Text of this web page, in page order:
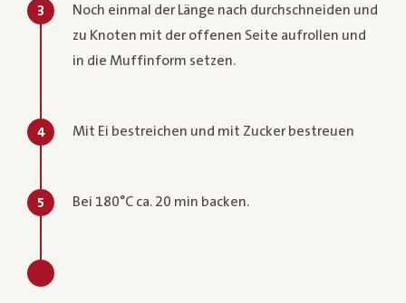
3
Noch einmal der Länge nach durchschneiden und
zu Knoten mit der offenen Seite aufrollen und
in die Muffinform setzen.
4 Mit Ei bestreichen und mit Zucker bestreuen
5 Bei 180°C ca. 20 min backen.